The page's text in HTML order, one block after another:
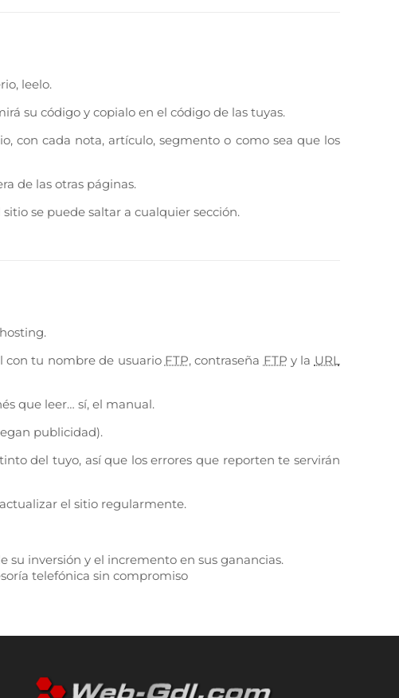
leelo.
su código y copialo en el código de las tuyas.
con cada nota, artículo, segmento o como sea que los
de las otras páginas.
se puede saltar a cualquier sección.
con tu nombre de usuario FTP, contraseña FTP y la URL
que leer… sí, el manual.
publicidad).
del tuyo, así que los errores que reporten te servirán
el sitio regularmente.
inversión y el incremento en sus ganancias.
telefónica sin compromiso